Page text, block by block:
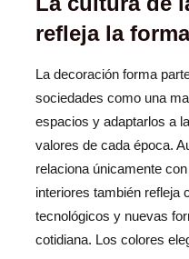
refleja la
La decoración forma
sociedades como una
espacios y adaptarlos a
valores de cada época.
relaciona únicamente
interiores también refleja
tecnológicos y nuevas
cotidiana. Los colores